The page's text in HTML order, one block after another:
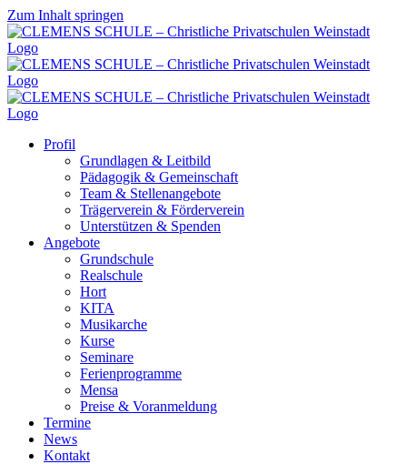
Zum Inhalt springen
Profil
Grundlagen & Leitbild
Pädagogik & Gemeinschaft
Team & Stellenangebote
Trägerverein & Förderverein
Unterstützen & Spenden
Angebote
Grundschule
Realschule
Hort
KITA
Musikarche
Kurse
Seminare
Ferienprogramme
Mensa
Preise & Voranmeldung
Termine
News
Kontakt